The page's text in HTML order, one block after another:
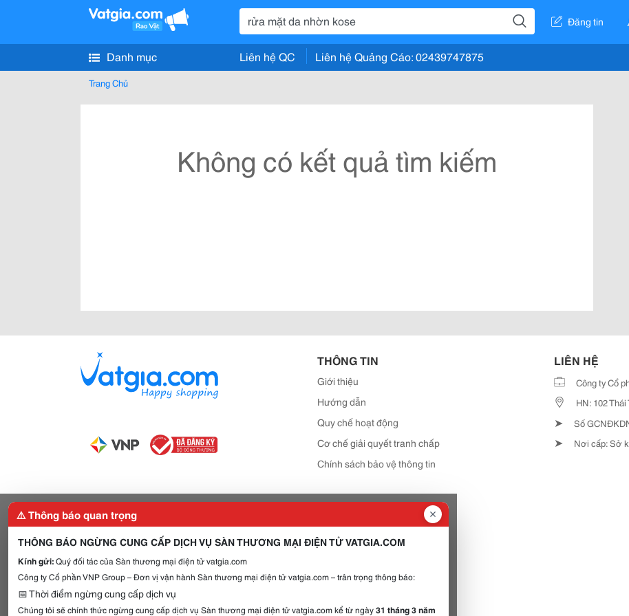
Đăng tin
Danh mục Liên hệ QC Liên hệ Quảng Cáo: 02439747875
Trang Chủ
Không có kết quả tìm kiếm
THÔNG TIN
Giới thiệu
Hướng dẫn
Quy chế hoạt động
Cơ chế giải quyết tranh chấp
Chính sách bảo vệ thông tin
LIÊN HỆ
Công ty Cổ
HN: 102
➤ Số
➤ Nơi cấp: Sở
⚠️ Thông báo quan trọng
THÔNG BÁO NGỪNG CUNG CẤP DỊCH VỤ SÀN THƯƠNG MẠI ĐIỆN TỬ VATGIA.COM
Kính gửi:Quý đối tác của Sàn thương mại điện tử vatgia.com
Công ty Cổ phần VNP Group – Đơn vị vận hành Sàn thương mại điện tử vatgia.com – trân trọng thông báo:
📅 Thời điểm ngừng cung cấp dịch vụ
Chúng tôi sẽ chính thức ngừng cung cấp dịch vụ Sàn thương mại điện tử vatgia.com kể từ ngày31 tháng 3 năm